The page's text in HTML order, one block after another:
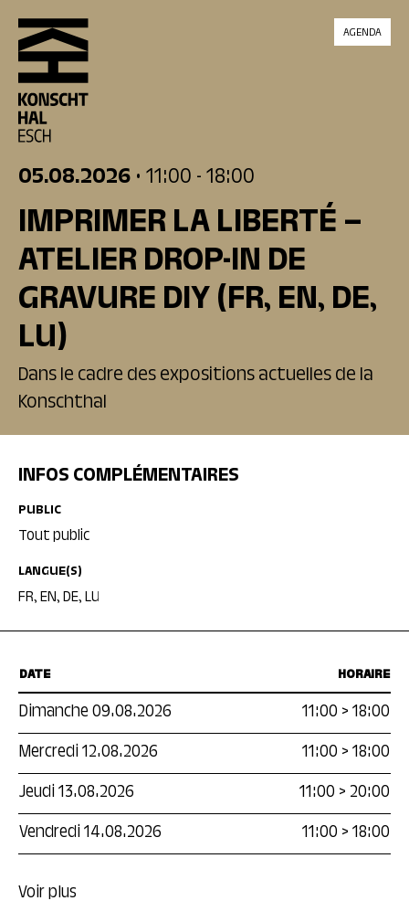
skip_to_content
AGENDA
05.08.2026 • 11:00 - 18:00
IMPRIMER LA LIBERTÉ –
ATELIER DROP-IN DE
GRAVURE DIY(FR, EN, DE,
LU)
Dans le cadre des expositions actuelles de la
Konschthal
DATE HORAIRE
Dimanche 09.08.2026 11:00 >18:00
Mercredi 12.08.2026
11:00 >18:00
Jeudi 13.08.2026
11:00 > 20:00
Vendredi 14.08.2026
11:00 >18:00
Voir plus
INFOS COMPLÉMENTAIRES
PUBLIC
Tout public
LANGUE(S)
FR, EN, DE, LU